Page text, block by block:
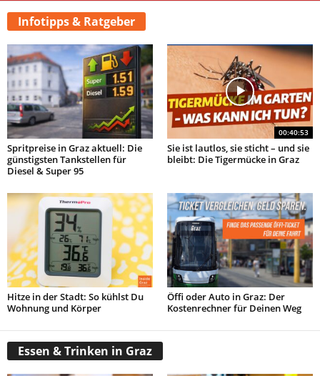
Infotipps & Ratgeber
Spritpreise in Graz aktuell: Die
günstigsten Tankstellen für
Diesel & Super 95
00:40:53
Sie ist lautlos, sie sticht – und sie
bleibt: Die Tigermücke in Graz
Hitze in der Stadt: So kühlst Du
Wohnung und Körper
Öffi oder Auto in Graz: Der
Kostenrechner für Deinen Weg
Essen & Trinken in Graz